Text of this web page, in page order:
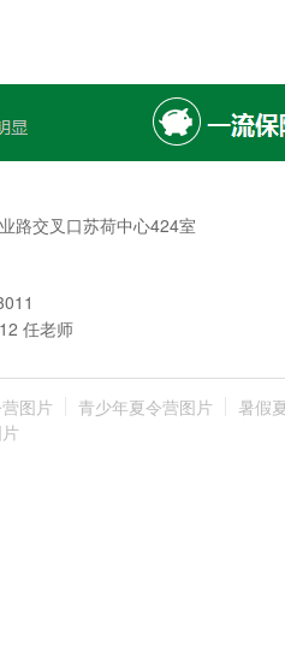
路交叉口苏荷中心424室
任老师
图片 青少年夏令营图片
暑假